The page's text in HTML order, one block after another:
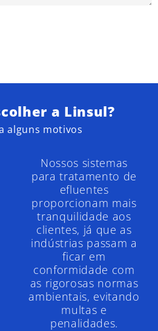
a Linsul?
alguns motivos
Nossos sistemas
para tratamento de
efluentes
proporcionam mais
tranquilidade aos
clientes, já que as
indústrias passam a
ficar em
conformidade com
as rigorosas normas
ambientais, evitando
multas e
penalidades.